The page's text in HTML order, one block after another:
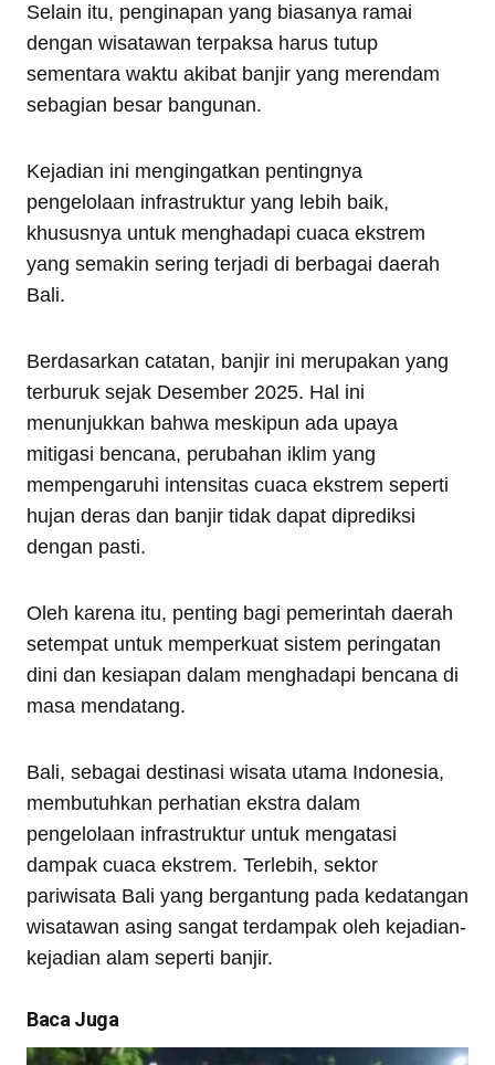
Selain itu, penginapan yang biasanya ramai
dengan wisatawan terpaksa harus tutup
sementara waktu akibat banjir yang merendam
sebagian besar bangunan.
Kejadian ini mengingatkan pentingnya
pengelolaan infrastruktur yang lebih baik,
khususnya untuk menghadapi cuaca ekstrem
yang semakin sering terjadi di berbagai daerah
Bali.
Berdasarkan catatan, banjir ini merupakan yang
terburuk sejak Desember 2025. Hal ini
menunjukkan bahwa meskipun ada upaya
mitigasi bencana, perubahan iklim yang
mempengaruhi intensitas cuaca ekstrem seperti
hujan deras dan banjir tidak dapat diprediksi
dengan pasti.
Oleh karena itu, penting bagi pemerintah daerah
setempat untuk memperkuat sistem peringatan
dini dan kesiapan dalam menghadapi bencana di
masa mendatang.
Bali, sebagai destinasi wisata utama Indonesia,
membutuhkan perhatian ekstra dalam
pengelolaan infrastruktur untuk mengatasi
dampak cuaca ekstrem. Terlebih, sektor
pariwisata Bali yang bergantung pada kedatangan
wisatawan asing sangat terdampak oleh kejadian-
kejadian alam seperti banjir.
Baca Juga